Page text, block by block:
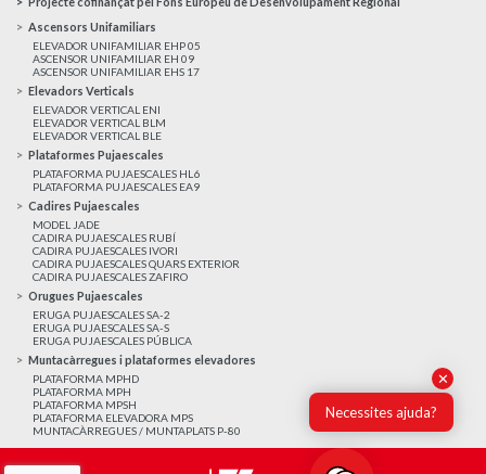
Ascensors Unifamiliars
ELEVADOR UNIFAMILIAR EHP 05
ASCENSOR UNIFAMILIAR EH 09
ASCENSOR UNIFAMILIAR EHS 17
Elevadors Verticals
ELEVADOR VERTICAL ENI
ELEVADOR VERTICAL BLM
ELEVADOR VERTICAL BLE
Plataformes Pujaescales
PLATAFORMA PUJAESCALES HL6
PLATAFORMA PUJAESCALES EA9
Cadires Pujaescales
MODEL JADE
CADIRA PUJAESCALES RUBÍ
CADIRA PUJAESCALES IVORI
CADIRA PUJAESCALES QUARS EXTERIOR
CADIRA PUJAESCALES ZAFIRO
Orugues Pujaescales
ERUGA PUJAESCALES SA-2
ERUGA PUJAESCALES SA-S
ERUGA PUJAESCALES PÚBLICA
Muntacàrregues i plataformes elevadores
PLATAFORMA MPHD
PLATAFORMA MPH
PLATAFORMA MPSH
PLATAFORMA ELEVADORA MPS
MUNTACÀRREGUES / MUNTAPLATS P-80
✕
Necessites ajuda?